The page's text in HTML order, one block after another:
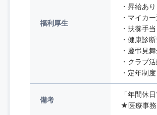
福利厚生
・昇給あり
・マイカ
・扶養手当
・健康診
・慶弔見
・クラブ
・定年制
備考
「年間休
★医療事務